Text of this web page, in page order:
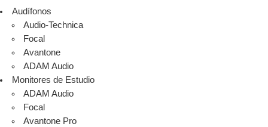
Audífonos
Audio-Technica
Focal
Avantone
ADAM Audio
Monitores de Estudio
ADAM Audio
Focal
Avantone Pro